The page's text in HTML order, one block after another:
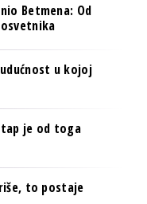
Betmena: Od
u kojoj
je od toga
to postaje